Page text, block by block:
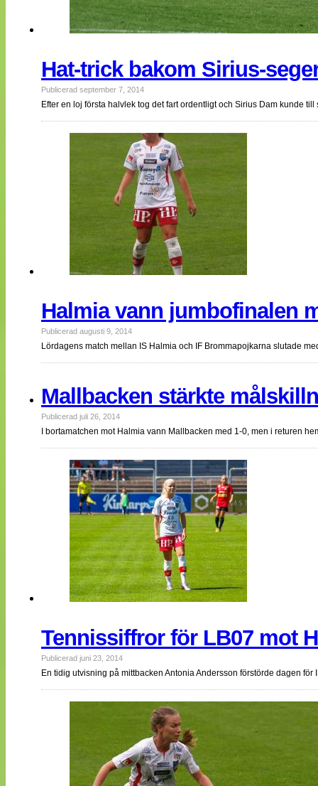
Hat-trick bakom Sirius-
Publicerad september 7, 2014
Efter en loj första halvlek tog det fart ordentligt och Sirius Dam kunde
Halmia vann jumbofinalen
Publicerad augusti 9, 2014
Lördagens match mellan IS Halmia och IF Brommapojkarna slutade
Mallbacken stärkte
Publicerad juli 26, 2014
I bortamatchen mot Halmia vann Mallbacken med 1-0, men i returen
Tennissiffror för LB07 mot
Publicerad juni 23, 2014
En tidig utvisning på mittbacken Antonia Andersson förstörde dagen